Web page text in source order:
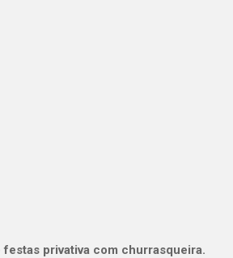
festas privativa com churrasqueira.